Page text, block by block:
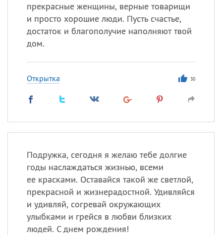
прекрасные женщины, верные товарищи
и просто хорошие люди. Пусть счастье,
достаток и благополучие наполняют твой
дом.
Открытка 30
Подружка, сегодня я желаю тебе долгие
годы наслаждаться жизнью, всеми
ее красками. Оставайся такой же светлой,
прекрасной и жизнерадостной. Удивляйся
и удивляй, согревай окружающих
улыбками и грейся в любви близких
людей. С днем рождения!